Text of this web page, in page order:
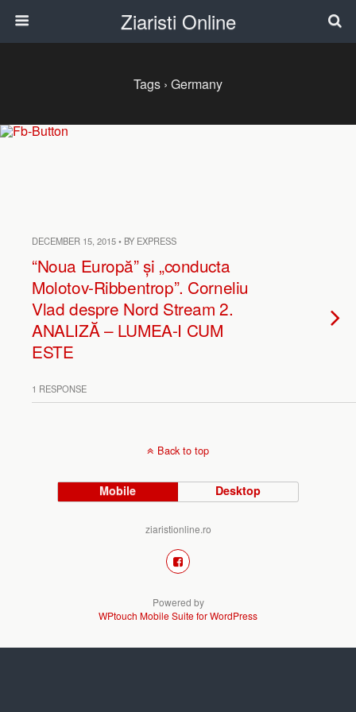
Ziaristi Online
Tags › Germany
DECEMBER 15, 2015 • BY EXPRESS
“Noua Europă” și „conducta
Molotov-Ribbentrop”. Corneliu
Vlad despre Nord Stream 2.
ANALIZĂ – LUMEA-I CUM
ESTE
1 RESPONSE
Back to top
Mobile Desktop
ziaristionline.ro
Powered by
WPtouch Mobile Suite for WordPress